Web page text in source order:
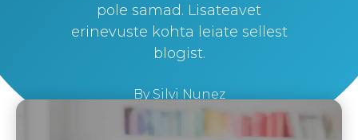
pole samad. Lisateavet
erinevuste kohta leiate sellest
blogist.
BySilvi Nunez